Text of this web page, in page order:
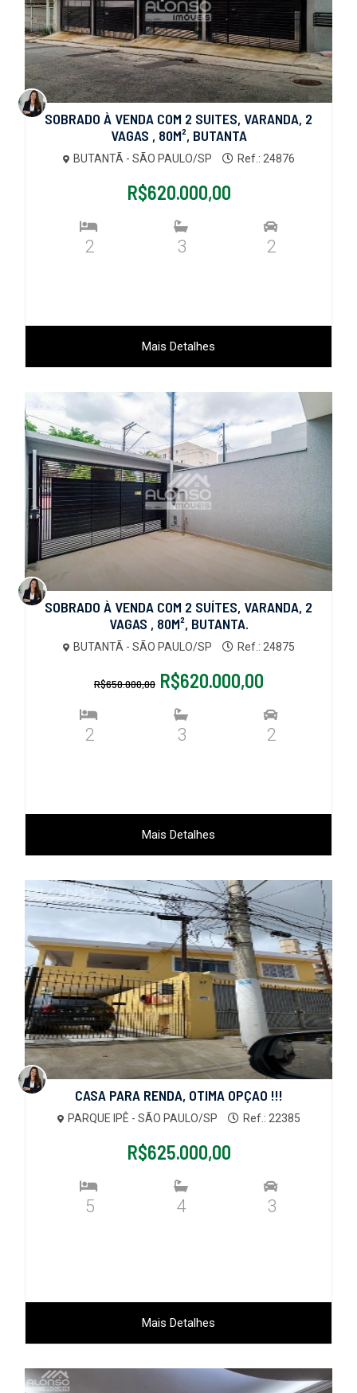
SOBRADO À VENDA COM 2 SUITES, VARANDA, 2
VAGAS , 80M², BUTANTA
BUTANTÃ - SÃO PAULO/SP Ref.: 24876
R$620.000,00
2 3 2
Mais Detalhes
SOBRADO À VENDA COM 2 SUÍTES, VARANDA, 2
VAGAS , 80M², BUTANTA.
BUTANTÃ - SÃO PAULO/SP Ref.: 24875
R$650.000,00R$620.000,00
2 3 2
Mais Detalhes
CASA PARA RENDA, OTIMA OPÇAO !!!
PARQUE IPÊ - SÃO PAULO/SP Ref.: 22385
R$625.000,00
5 4 3
Mais Detalhes